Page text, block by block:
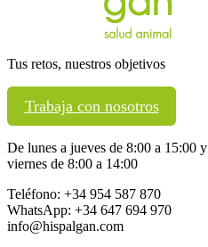
Tus retos, nuestros objetivos
Trabaja con nosotros
De lunes a jueves de 8:00 a 15:00 y
viernes de 8:00 a 14:00
Teléfono: +34 954 587 870
WhatsApp: +34 647 694 970
info@hispalgan.com